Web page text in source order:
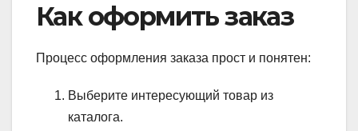
Как оформить заказ
Процесс оформления заказа прост и понятен:
Выберите интересующий товар из
каталога.